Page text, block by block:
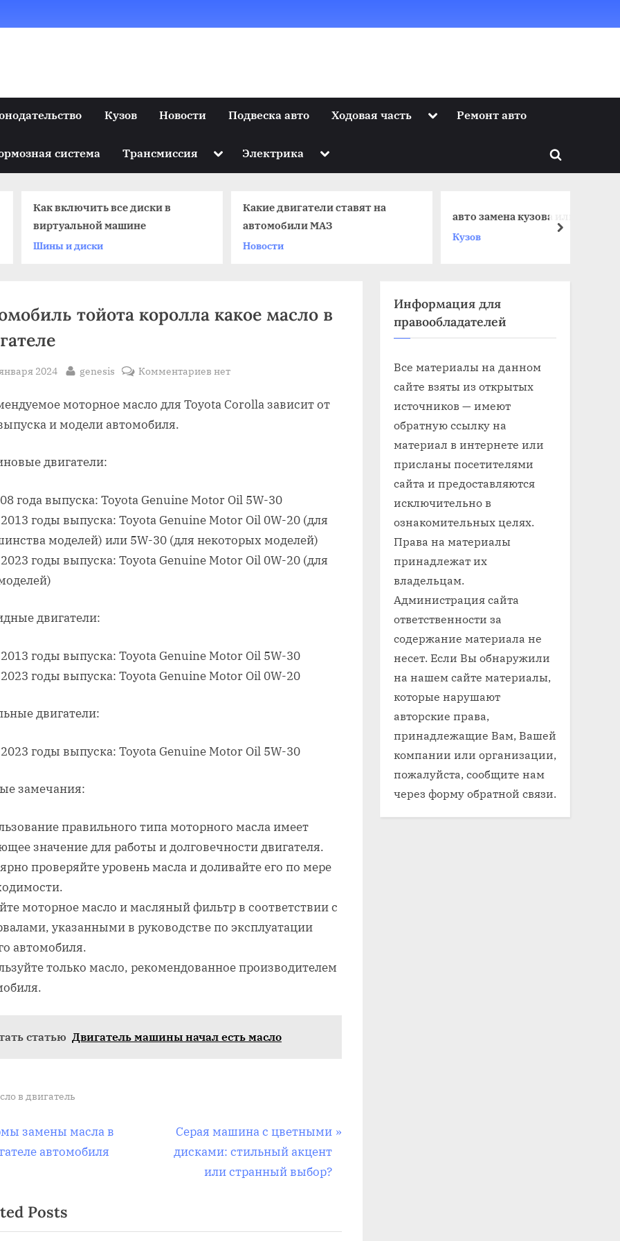
Кузов Новости Подвеска авто Ходовая часть ToggleРемонт авто
система Трансмиссия Toggle
menu
Электрика Toggle
menu
Toggle
включить все диски в
машине
и диски
Какие двигатели ставят на
автомобили МАЗ
авто замена кузова или ремонта
next
тойота королла какое масло в
2024 By
genesis Комментариев к
Автомобиль
двигателе
нет
моторное масло для Toyota Corolla зависит от
и модели автомобиля.
двигатели:
года выпуска: Toyota Genuine Motor Oil 5W-30
годы выпуска: Toyota Genuine Motor Oil 0W-20 (для
моделей) или 5W-30 (для некоторых моделей)
годы выпуска: Toyota Genuine Motor Oil 0W-20 (для
двигатели:
годы выпуска: Toyota Genuine Motor Oil 5W-30
годы выпуска: Toyota Genuine Motor Oil 0W-20
двигатели:
годы выпуска: Toyota Genuine Motor Oil 5W-30
замечания:
правильного типа моторного масла имеет
значение для работы и долговечности двигателя.
проверяйте уровень масла и доливайте его по мере
моторное масло и масляный фильтр в соответствии с
указанными в руководстве по эксплуатации
автомобиля.
только масло, рекомендованное производителем
статью Двигатель машины начал есть масло
в двигатель
замены масла в
автомобиля
N
e
o
Серая машина с цветными
дисками: стильный акцент
или странный выбор?
Posts
Информация для
правообладателей
Все материалы на данном
сайте взяты из открытых
источников — имеют
обратную ссылку на
материал в интернете или
присланы посетителями
сайта и предоставляются
исключительно в
ознакомительных целях.
Права на материалы
принадлежат их
владельцам.
Администрация сайта
ответственности за
содержание материала не
несет. Если Вы обнаружили
на нашем сайте материалы,
которые нарушают
авторские права,
принадлежащие Вам, Вашей
компании или организации,
пожалуйста, сообщите нам
через форму обратной связи.